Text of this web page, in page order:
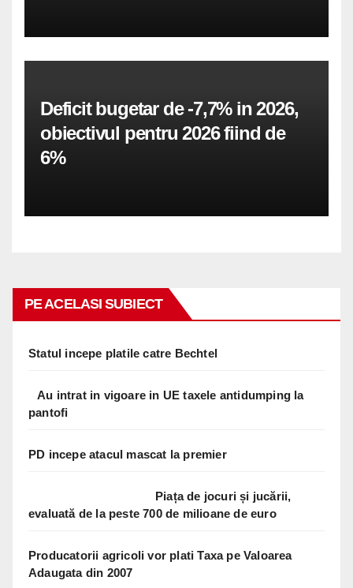
Deficit bugetar de -7,7% in 2026,
obiectivul pentru 2026 fiind de
6%
PE ACELASI SUBIECT
Statul incepe platile catre Bechtel
Au intrat in vigoare in UE taxele antidumping la
pantofi
PD incepe atacul mascat la premier
Piața de jocuri și jucării,
evaluată de la peste 700 de milioane de euro
Producatorii agricoli vor plati Taxa pe Valoarea
Adaugata din 2007